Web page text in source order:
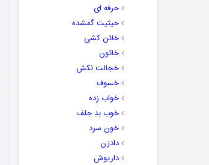
حرفه ای
حیثیت گمشده
خائن کشی
خاتون
خجالت نکش
خسوف
خواب زده
خوب بد جلف
خون سرد
دادزن
داریوش